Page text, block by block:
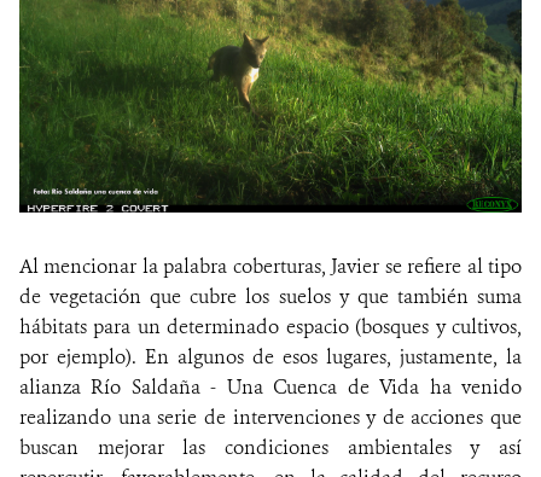
Al mencionar la palabra coberturas, Javier se refiere al tipo
de vegetación que cubre los suelos y que también suma
hábitats para un determinado espacio (bosques y cultivos,
por ejemplo). En algunos de esos lugares, justamente, la
alianza Río Saldaña - Una Cuenca de Vida ha venido
realizando una serie de intervenciones y de acciones que
buscan mejorar las condiciones ambientales y así